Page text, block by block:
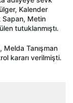
Kalender
Sapan, Metin
tutuklanmıştı.
Melda Tanışman
kararı verilmişti.